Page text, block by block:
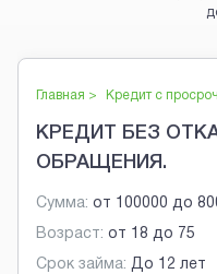
Главная > Кредит с
КРЕДИТ БЕЗ
ОБРАЩЕНИЯ.
Сумма: от 100000 до
Возраст: от 18 до 75
Срок займа: До 12 лет